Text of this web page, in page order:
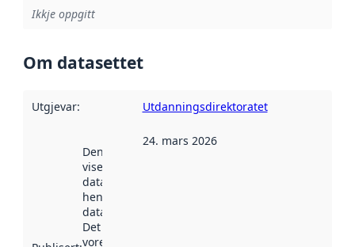
Ikkje oppgitt
Om datasettet
Utgjevar: Utdanningsdirektoratet
Denne datoen
viser når
datasettet vart
henta inn av
data.norge.no.
Det kan ha
vore
24. mars 2026